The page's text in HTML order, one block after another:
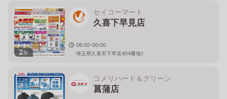
2枚
セイコーマート
久喜下早見店
06:00-00:00
埼玉県久喜市下早見404番地1
コメリハード＆グリーン
菖蒲店